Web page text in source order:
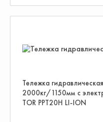
Тележка гидравлическая
2000кг/1150мм с
TOR PPT20H LI-ION